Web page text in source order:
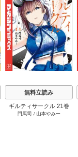
無料立読み
ギルティサークル 21巻
門馬司 / 山本やみー